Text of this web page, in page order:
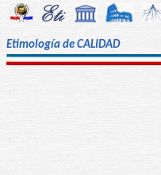
Etimología de CALIDAD